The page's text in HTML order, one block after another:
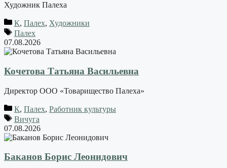
Художник Палеха
К, Палех, Художники
Палех
07.08.2026
Кочетова Татьяна Васильевна
Директор ООО «Товарищество Палеха»
К, Палех, Работник культуры
Вичуга
07.08.2026
Баканов Борис Леонидович